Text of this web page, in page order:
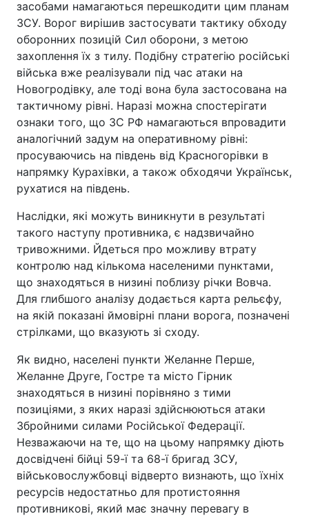
засобами намагаються перешкодити цим планам
ЗСУ. Ворог вирішив застосувати тактику обходу
оборонних позицій Сил оборони, з метою
захоплення їх з тилу. Подібну стратегію російські
війська вже реалізували під час атаки на
Новогродівку, але тоді вона була застосована на
тактичному рівні. Наразі можна спостерігати
ознаки того, що ЗС РФ намагаються впровадити
аналогічний задум на оперативному рівні:
просуваючись на південь від Красногорівки в
напрямку Курахівки, а також обходячи Українськ,
рухатися на південь.
Наслідки, які можуть виникнути в результаті
такого наступу противника, є надзвичайно
тривожними. Йдеться про можливу втрату
контролю над кількома населеними пунктами,
що знаходяться в низині поблизу річки Вовча.
Для глибшого аналізу додається карта рельєфу,
на якій показані ймовірні плани ворога, позначені
стрілками, що вказують зі сходу.
Як видно, населені пункти Желанне Перше,
Желанне Друге, Гостре та місто Гірник
знаходяться в низині порівняно з тими
позиціями, з яких наразі здійснюються атаки
Збройними силами Російської Федерації.
Незважаючи на те, що на цьому напрямку діють
досвідчені бійці 59-ї та 68-ї бригад ЗСУ,
військовослужбовці відверто визнають, що їхніх
ресурсів недостатньо для протистояння
противникові, який має значну перевагу в